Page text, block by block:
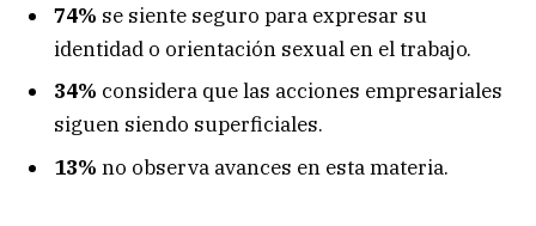
74% se siente seguro para expresar su
identidad o orientación sexual en el trabajo.
34% considera que las acciones empresariales
siguen siendo superficiales.
13% no observa avances en esta materia.